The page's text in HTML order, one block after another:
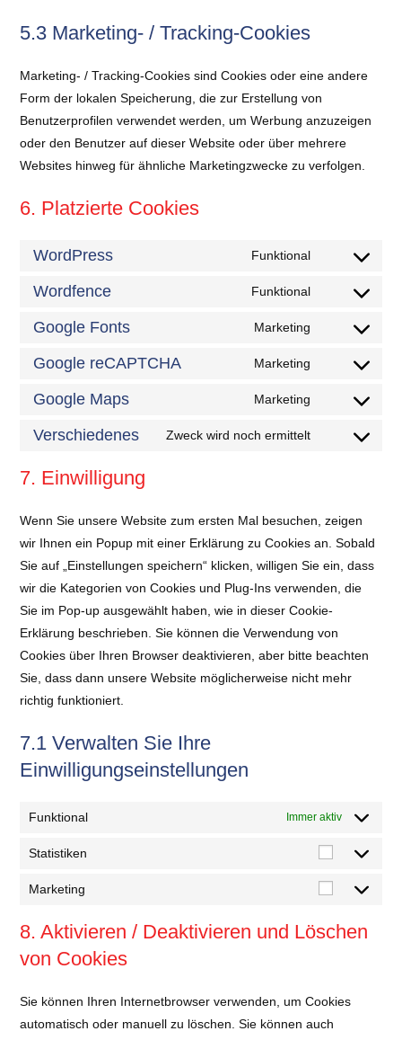
5.3 Marketing- / Tracking-Cookies
Marketing- / Tracking-Cookies sind Cookies oder eine andere
Form der lokalen Speicherung, die zur Erstellung von
Benutzerprofilen verwendet werden, um Werbung anzuzeigen
oder den Benutzer auf dieser Website oder über mehrere
Websites hinweg für ähnliche Marketingzwecke zu verfolgen.
6. Platzierte Cookies
WordPress Funktional
Wordfence Funktional
Google Fonts Marketing
Google reCAPTCHA Marketing
Google Maps Marketing
Verschiedenes Zweck wird noch ermittelt
7. Einwilligung
Wenn Sie unsere Website zum ersten Mal besuchen, zeigen
wir Ihnen ein Popup mit einer Erklärung zu Cookies an. Sobald
Sie auf „Einstellungen speichern“ klicken, willigen Sie ein, dass
wir die Kategorien von Cookies und Plug-Ins verwenden, die
Sie im Pop-up ausgewählt haben, wie in dieser Cookie-
Erklärung beschrieben. Sie können die Verwendung von
Cookies über Ihren Browser deaktivieren, aber bitte beachten
Sie, dass dann unsere Website möglicherweise nicht mehr
richtig funktioniert.
7.1 Verwalten Sie Ihre
Einwilligungseinstellungen
Funktional Immer aktiv
Statistiken
Marketing
8. Aktivieren / Deaktivieren und Löschen
von Cookies
Sie können Ihren Internetbrowser verwenden, um Cookies
automatisch oder manuell zu löschen. Sie können auch